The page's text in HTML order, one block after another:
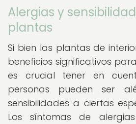
Alergias y
plantas
Si bien las plantas de
beneficios significativos
es crucial tener en
personas pueden ser
sensibilidades a ciertas
Los síntomas de